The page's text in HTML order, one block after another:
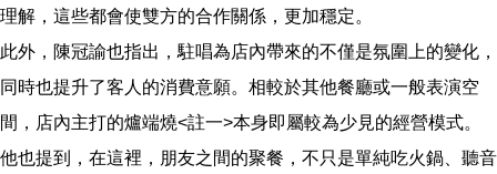
理解，這些都會使雙方的合作關係，更加穩定。
此外，陳冠諭也指出，駐唱為店內帶來的不僅是氛圍上的變化，
同時也提升了客人的消費意願。相較於其他餐廳或一般表演空
間，店內主打的爐端燒<註一>本身即屬較為少見的經營模式。
他也提到，在這裡，朋友之間的聚餐，不只是單純吃火鍋、聽音